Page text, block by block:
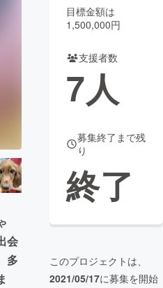
CAMPFIRE Creation
コミュニティ
会
多
目標金額は
1,500,000円
支援者数
7人
募集終了まで残
り
終了
このプロジェクトは、
2021/05/17に募集を開始